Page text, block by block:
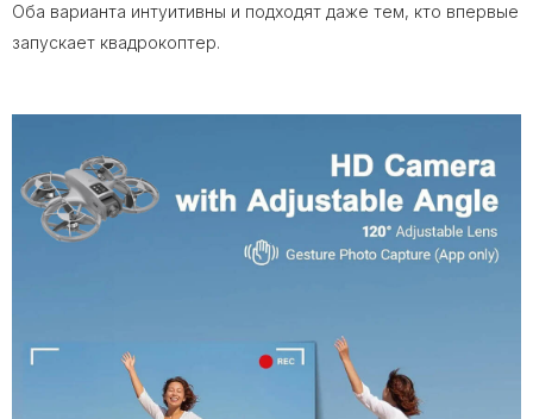
Оба варианта интуитивны и подходят даже тем, кто впервые
запускает квадрокоптер.